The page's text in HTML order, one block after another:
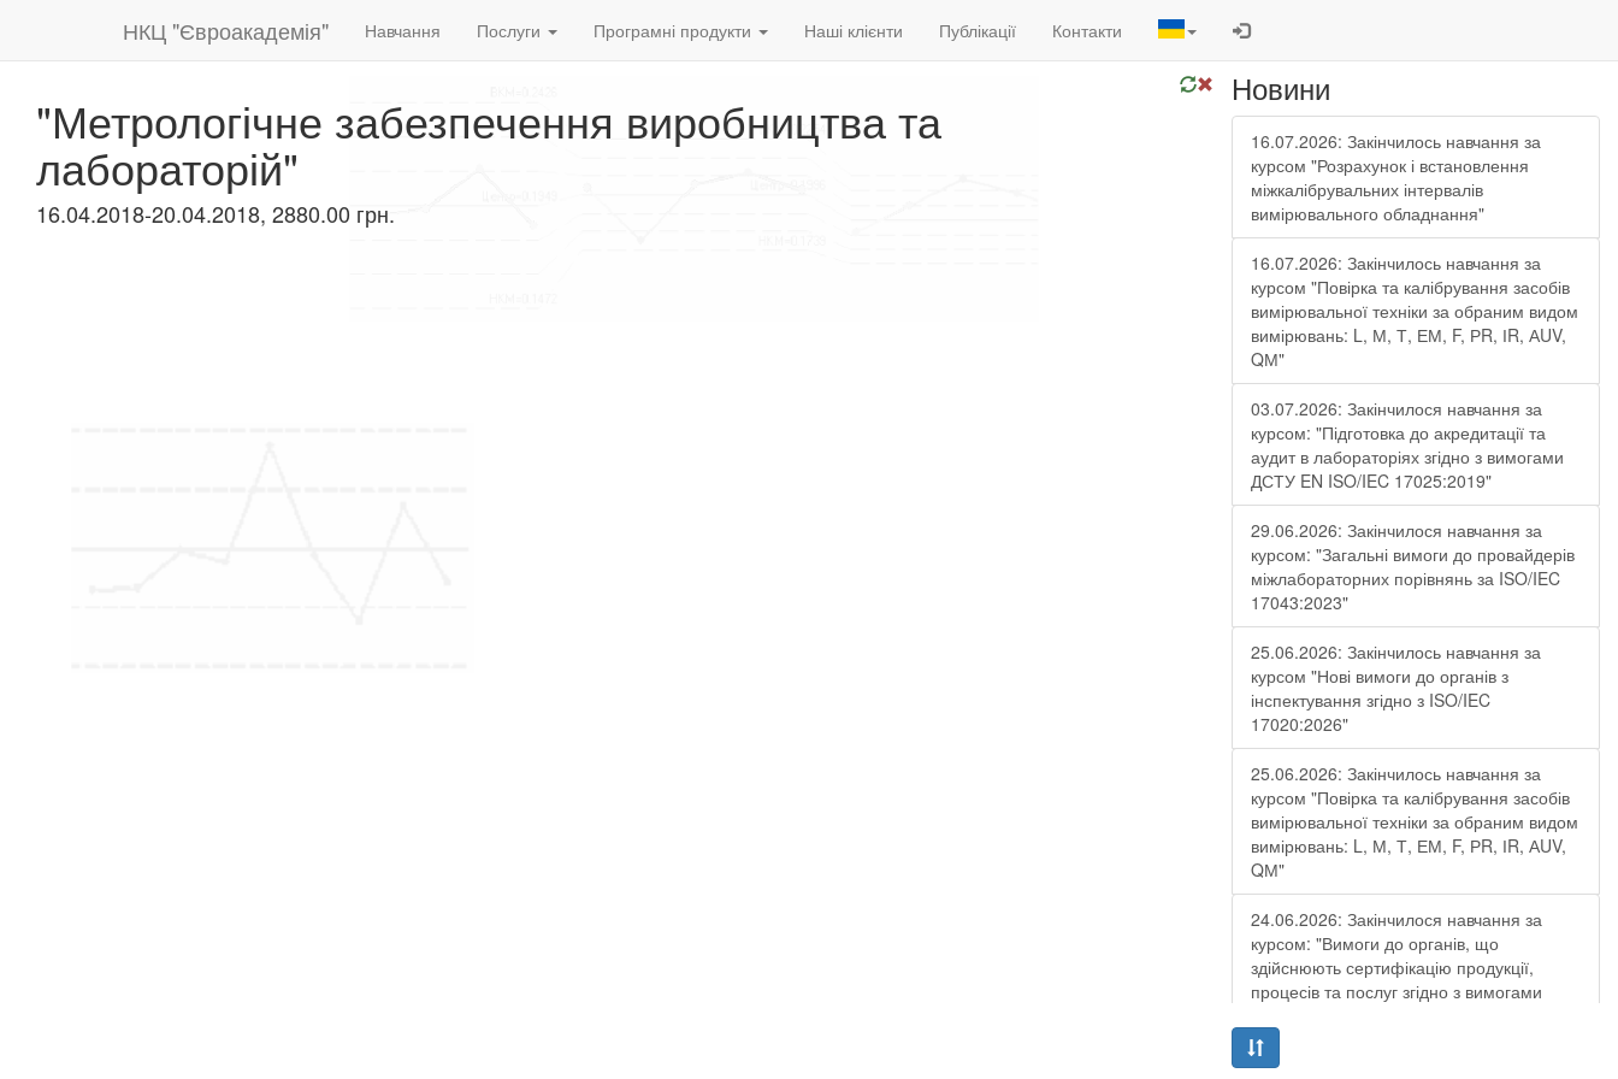
НКЦ "Євроакадемія" Навчання Послуги Програмні продукти Наші клієнти Публікації Контакти
"Метрологічне забезпечення виробництва та
лабораторій"
16.04.2018-20.04.2018, 2880.00 грн.
Новини
16.07.2026: Закінчилось навчання за
курсом "Розрахунок і встановлення
міжкалібрувальних інтервалів
вимірювального обладнання"
16.07.2026: Закінчилось навчання за
курсом "Повірка та калібрування засобів
вимірювальної техніки за обраним видом
вимірювань: L, М, Т, ЕМ, F, РR, ІR, АUV,
QМ"
03.07.2026: Закінчилося навчання за
курсом: "Підготовка до акредитації та
аудит в лабораторіях згідно з вимогами
ДСТУ EN ISO/IEC 17025:2019"
29.06.2026: Закінчилося навчання за
курсом: "Загальні вимоги до провайдерів
міжлабораторних порівнянь за ISO/IEC
17043:2023"
25.06.2026: Закінчилось навчання за
курсом "Нові вимоги до органів з
інспектування згідно з ISO/IEC
17020:2026"
25.06.2026: Закінчилось навчання за
курсом "Повірка та калібрування засобів
вимірювальної техніки за обраним видом
вимірювань: L, М, Т, ЕМ, F, РR, ІR, АUV,
QМ"
24.06.2026: Закінчилося навчання за
курсом: "Вимоги до органів, що
здійснюють сертифікацію продукції,
процесів та послуг згідно з вимогами
19.06.2026: Закінчилося навчання за